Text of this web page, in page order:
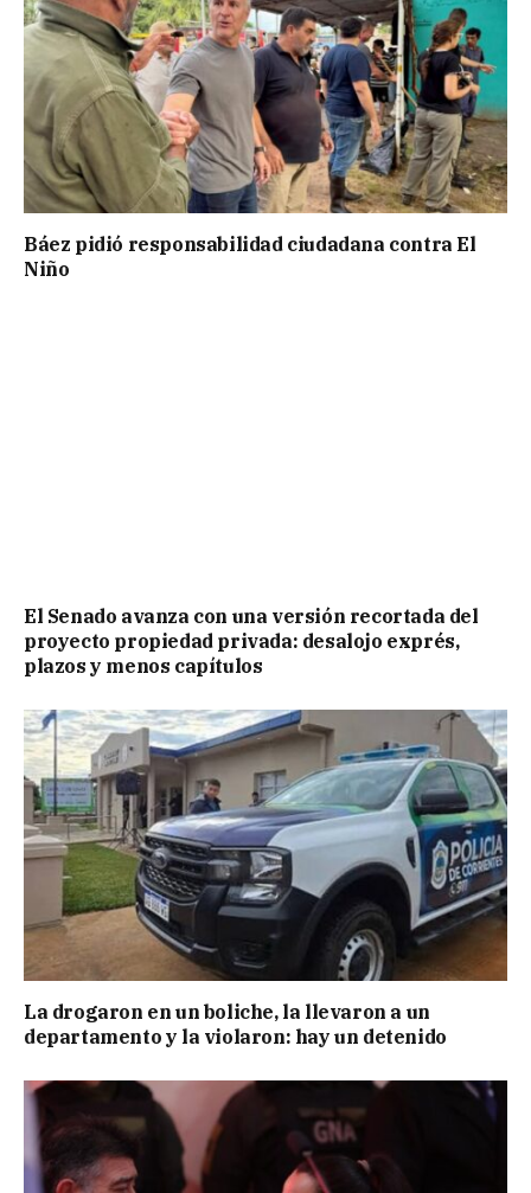
Báez pidió responsabilidad ciudadana contra El
Niño
El Senado avanza con una versión recortada del
proyecto propiedad privada: desalojo exprés,
plazos y menos capítulos
La drogaron en un boliche, la llevaron a un
departamento y la violaron: hay un detenido